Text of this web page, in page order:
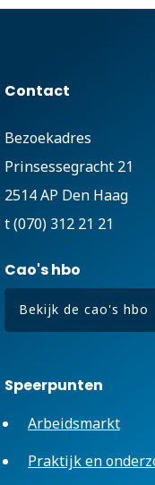
Contact
Bezoekadres
Prinsessegracht 21
2514 AP Den Haag
t (070) 312 21 21
Cao's hbo
Bekijk de cao's hbo
Speerpunten
Arbeidsmarkt
Praktijk en